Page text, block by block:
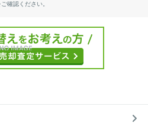
ご確認ください。